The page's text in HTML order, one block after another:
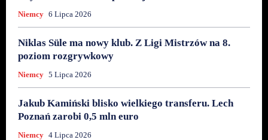
Niemcy 6 Lipca 2026
Niklas Süle ma nowy klub. Z Ligi Mistrzów na 8.
poziom rozgrywkowy
Niemcy 5 Lipca 2026
Jakub Kamiński blisko wielkiego transferu. Lech
Poznań zarobi 0,5 mln euro
Niemcy 4 Lipca 2026